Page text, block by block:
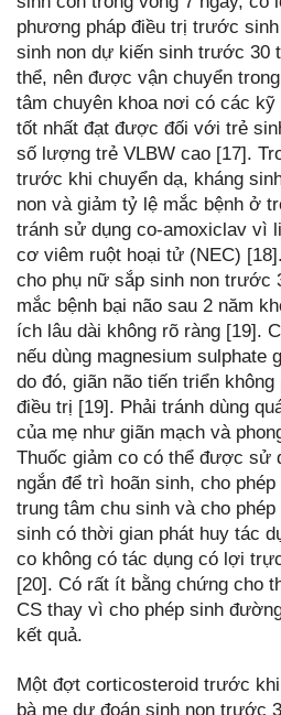
phương pháp điều trị trước
sinh non dự kiến sinh trước 30
thể, nên được vận chuyển
tâm chuyên khoa nơi có các kỹ
tốt nhất đạt được đối với trẻ
số lượng trẻ VLBW cao [17].
trước khi chuyển dạ, kháng
non và giảm tỷ lệ mắc bệnh ở
tránh sử dụng co-amoxiclav vì
cơ viêm ruột hoại tử (NEC)
cho phụ nữ sắp sinh non trước
mắc bệnh bại não sau 2 năm
ích lâu dài không rõ ràng [19].
nếu dùng magnesium sulphate
do đó, giãn não tiến triển
điều trị [19]. Phải tránh dùng
của mẹ như giãn mạch và
Thuốc giảm co có thể được sử
ngắn để trì hoãn sinh, cho
trung tâm chu sinh và cho
sinh có thời gian phát huy tác
co không có tác dụng có lợi
[20]. Có rất ít bằng chứng cho
CS thay vì cho phép sinh
kết quả.
Một đợt corticosteroid trước
bà mẹ dự đoán sinh non trước